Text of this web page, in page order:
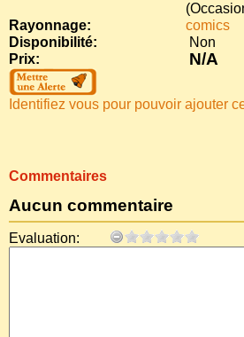
Rayonnage:
comics
Disponibilité:
Non
Prix:
N/A
Identifiez vous pour pouvoir ajouter
Commentaires
Aucun commentaire
Evaluation: